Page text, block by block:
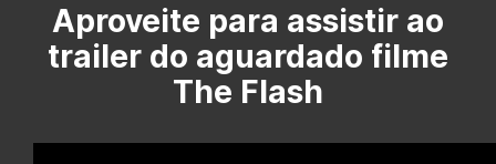
Aproveite para assistir ao
trailer do aguardado filme
The Flash